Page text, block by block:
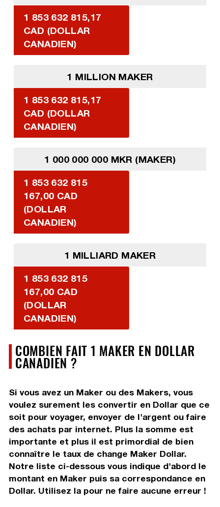
1 853 632 815,17
CAD (DOLLAR
CANADIEN)
1 MILLION MAKER
1 853 632 815,17
CAD (DOLLAR
CANADIEN)
1 000 000 000 MKR (MAKER)
1 853 632 815
167,00 CAD
(DOLLAR
CANADIEN)
1 MILLIARD MAKER
1 853 632 815
167,00 CAD
(DOLLAR
CANADIEN)
COMBIEN FAIT 1 MAKER EN DOLLAR
CANADIEN ?
Si vous avez un Maker ou des Makers, vous
voulez surement les convertir en Dollar que ce
soit pour voyager, envoyer de l'argent ou faire
des achats par internet. Plus la somme est
importante et plus il est primordial de bien
connaître le taux de change Maker Dollar.
Notre liste ci-dessous vous indique d'abord le
montant en Maker puis sa correspondance en
Dollar. Utilisez la pour ne faire aucune erreur !